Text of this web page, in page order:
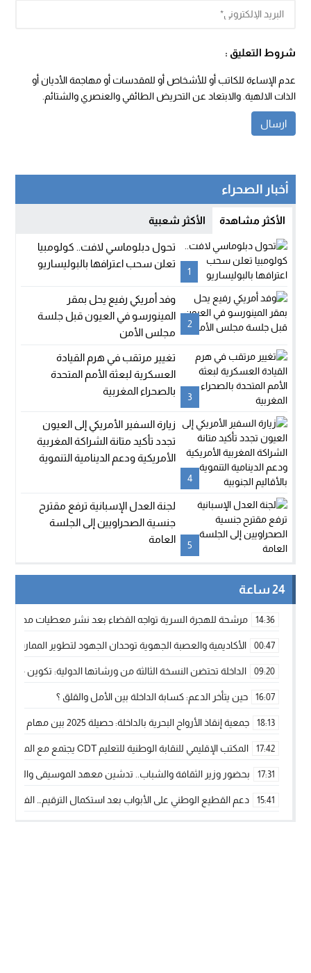
شروط التعليق :
عدم الإساءة للكاتب أو للأشخاص أو للمقدسات أو مهاجمة الأديان أو
الذات الالهية. والابتعاد عن التحريض الطائفي والعنصري والشتائم.
أخبار الصحراء
الأكثر مشاهدة الأكثر شعبية
1
تحول دبلوماسي لافت.. كولومبيا
تعلن سحب اعترافها بالبوليساريو
2
وفد أمريكي رفيع يحل بمقر
المينورسو في العيون قبل جلسة
مجلس الأمن
3
تغيير مرتقب في هرم القيادة
العسكرية لبعثة الأمم المتحدة
بالصحراء المغربية
4
زيارة السفير الأمريكي إلى العيون
تجدد تأكيد متانة الشراكة المغربية
الأمريكية ودعم الدينامية التنموية
5
لجنة العدل الإسبانية ترفع مقترح
جنسية الصحراويين إلى الجلسة
العامة
24 ساعة
14:36 مرشحة للهجرة السرية تواجه القضاء بعد نشر معطيات مضللة
00:47 الأكاديمية والعصبة الجهوية توحدان الجهود لتطوير الممارسة
09:20 الداخلة تحتضن النسخة الثالثة من ورشاتها الدولية: تكوين
16:07 حين يتأخر الدعم: كسابة الداخلة بين الأمل والقلق ؟
18:13 جمعية إنقاذ الأرواح البحرية بالداخلة: حصيلة 2025 بين مهام الإنقاذ ومشروع “دار البحار”
17:42 المكتب الإقليمي للنقابة الوطنية للتعليم CDT يجتمع مع المدير الإقليمي لمناقشة ملفات جوهرية لنساء ورجال التعليم
17:31 بحضور وزير الثقافة والشباب.. تدشين معهد الموسيقى والفنون
15:41 دعم القطيع الوطني على الأبواب بعد استكمال الترقيم…